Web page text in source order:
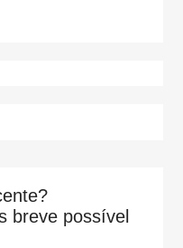
breve possível